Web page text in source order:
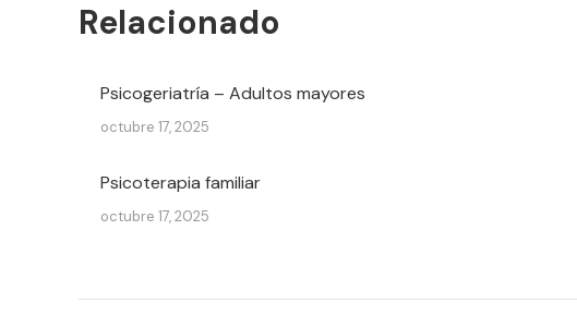
Relacionado
Psicogeriatría – Adultos mayores
octubre 17, 2025
Psicoterapia familiar
octubre 17, 2025